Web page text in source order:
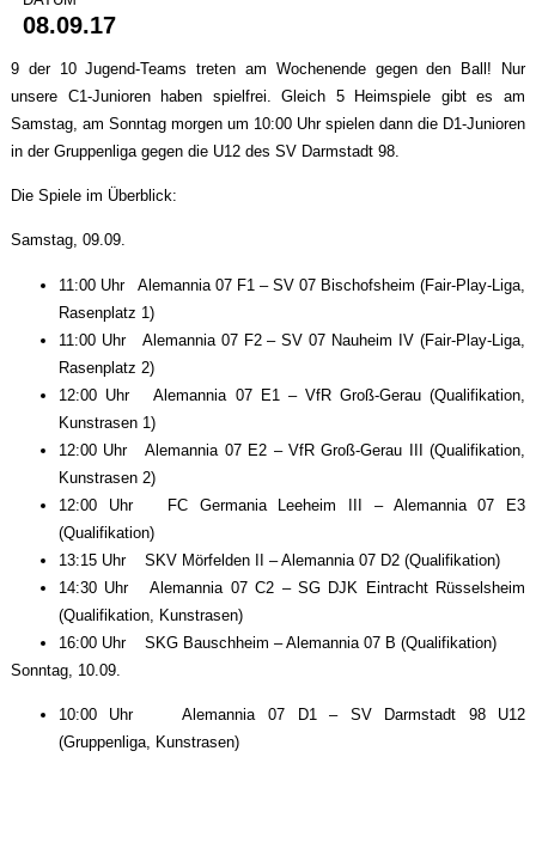
08.09.17
9 der 10 Jugend-Teams treten am Wochenende gegen den Ball! Nur
unsere C1-Junioren haben spielfrei. Gleich 5 Heimspiele gibt es am
Samstag, am Sonntag morgen um 10:00 Uhr spielen dann die D1-Junioren
in der Gruppenliga gegen die U12 des SV Darmstadt 98.
Die Spiele im Überblick:
Samstag, 09.09.
11:00 Uhr Alemannia 07 F1 – SV 07 Bischofsheim (Fair-Play-Liga,
Rasenplatz 1)
11:00 Uhr Alemannia 07 F2 – SV 07 Nauheim IV (Fair-Play-Liga,
Rasenplatz 2)
12:00 Uhr Alemannia 07 E1 – VfR Groß-Gerau (Qualifikation,
Kunstrasen 1)
12:00 Uhr Alemannia 07 E2 – VfR Groß-Gerau III (Qualifikation,
Kunstrasen 2)
12:00 Uhr FC Germania Leeheim III – Alemannia 07 E3
(Qualifikation)
13:15 Uhr SKV Mörfelden II – Alemannia 07 D2 (Qualifikation)
14:30 Uhr Alemannia 07 C2 – SG DJK Eintracht Rüsselsheim
(Qualifikation, Kunstrasen)
16:00 Uhr SKG Bauschheim – Alemannia 07 B (Qualifikation)
Sonntag, 10.09.
10:00 Uhr Alemannia 07 D1 – SV Darmstadt 98 U12
(Gruppenliga, Kunstrasen)